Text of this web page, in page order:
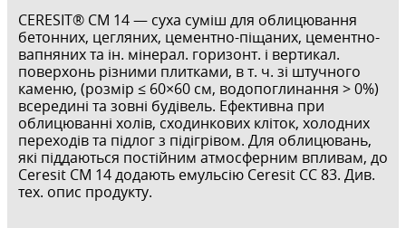
CERESIT® CM 14 — суха суміш для облицювання
бетонних, цегляних, цементно-піщаних, цементно-
вапняних та ін. мінерал. горизонт. і вертикал.
поверхонь різними плитками, в т. ч. зі штучного
каменю, (розмір ≤ 60×60 см, водопоглинання > 0%)
всередині та зовні будівель. Ефективна при
облицюванні холів, сходинкових кліток, холодних
переходів та підлог з підігрівом. Для облицювань,
які піддаються постійним атмосферним впливам, до
Ceresit CM 14 додають емульсію Ceresit CC 83. Див.
тех. опис продукту.